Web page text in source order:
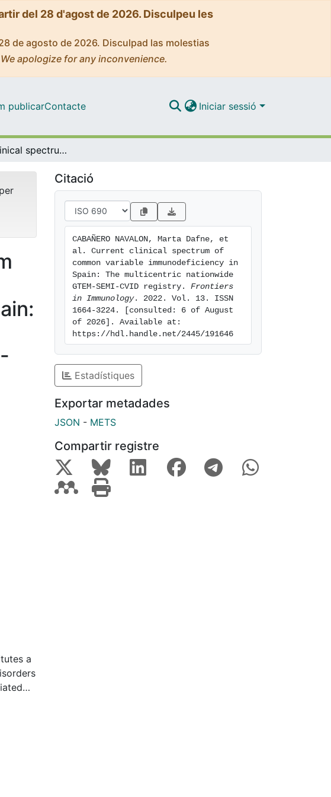
del 28 d'agost de 2026. Disculpeu les
de agosto de 2026. Disculpad las molestias
apologize for any inconvenience.
publicarContacte Iniciar sessió
Current clinical spectrum of common variable immunodeficiency in Spain: The multicentric nationwide GTEM-SEMI-CVID registry
a
Citació
CABAÑERO NAVALON, Marta Dafne, et
al. Current clinical spectrum of
common variable immunodeficiency in
Spain: The multicentric nationwide
GTEM-SEMI-CVID registry. Frontiers
in Immunology. 2022. Vol. 13. ISSN
1664-3224. [consulted: 6 of August
of 2026]. Available at:
https://hdl.handle.net/2445/191646
Estadístiques
Exportar metadades
JSON - METS
Compartir registre